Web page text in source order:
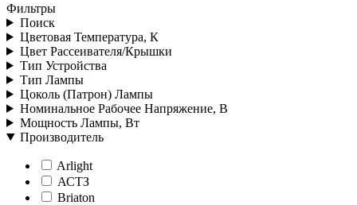
Фильтры
Поиск
Цветовая Температура, К
Цвет Рассеивателя/Крышки
Тип Устройства
Тип Лампы
Цоколь (Патрон) Лампы
Номинальное Рабочее Напряжение, В
Мощность Лампы, Вт
Производитель
Arlight
АСТЗ
Briaton